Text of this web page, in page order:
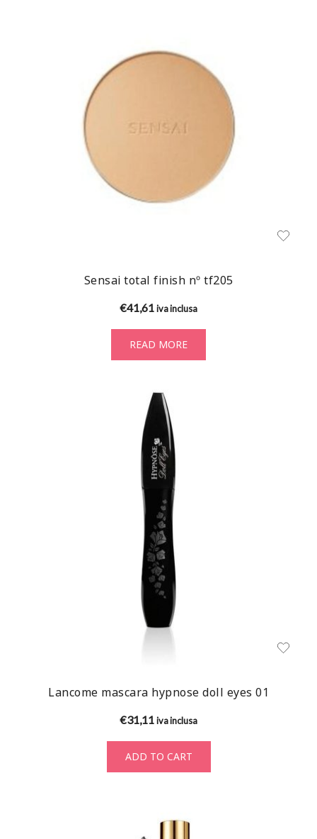
Sensai total finish nº tf205
€41,61iva inclusa
READ MORE
Lancome mascara hypnose doll eyes 01
€31,11iva inclusa
ADD TO CART